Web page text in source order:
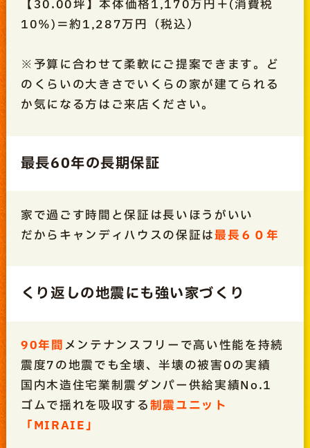
【30.00坪】本体価格1,170万円＋(消費税
10％)＝約1,287万円（税込）
※予算に合わせて柔軟にご提案できます。ど
のくらいの大きさでいくらの家が建てられる
か気になる方はご来店ください。
最長60年の長期保証
家で過ごす時間と保証は長いほうがいい
だからキャンディハウスの保証は最長６０年
くり返しの地震にも強い家づくり
90年間 メンテナンスフリーで高い性能を持続
震度7の地震でも全壊、半壊の被害0の実績
国内木造住宅業制震ダンパー供給実績No.1
ゴムで揺れを吸収する制震ユニット
「MIRAIE」